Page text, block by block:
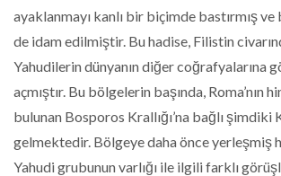
ayaklanmayı kanlı bir biçimde bastırmış
de idam edilmiştir. Bu hadise, Filistin
Yahudilerin dünyanın diğer coğrafyalarına
açmıştır. Bu bölgelerin başında, Roma’nın
bulunan Bosporos Krallığı’na bağlı şimdiki
gelmektedir. Bölgeye daha önce yerleşmiş
Yahudi grubunun varlığı ile ilgili farklı